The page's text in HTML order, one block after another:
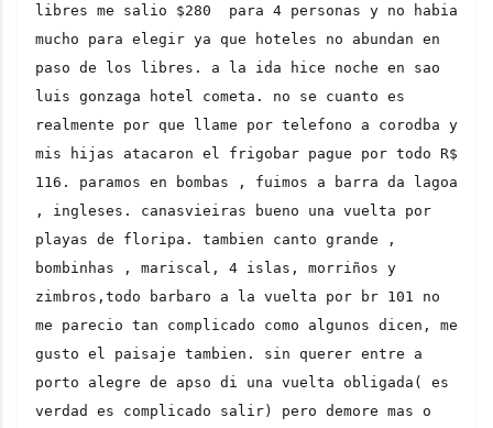
libres me salio $280  para 4 personas y no habia
mucho para elegir ya que hoteles no abundan en
paso de los libres. a la ida hice noche en sao
luis gonzaga hotel cometa. no se cuanto es
realmente por que llame por telefono a corodba y
mis hijas atacaron el frigobar pague por todo R$
116. paramos en bombas , fuimos a barra da lagoa
, ingleses. canasvieiras bueno una vuelta por
playas de floripa. tambien canto grande ,
bombinhas , mariscal, 4 islas, morriños y
zimbros,todo barbaro a la vuelta por br 101 no
me parecio tan complicado como algunos dicen, me
gusto el paisaje tambien. sin querer entre a
porto alegre de apso di una vuelta obligada( es
verdad es complicado salir) pero demore mas o